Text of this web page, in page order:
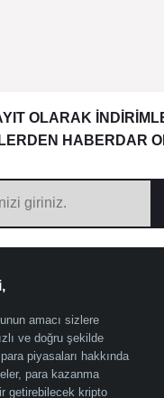
OLARAK
HABERDAR
amacı sizlere
ve doğru şekilde
piyasaları hakkında
para kazanma
getirebilecek kripto